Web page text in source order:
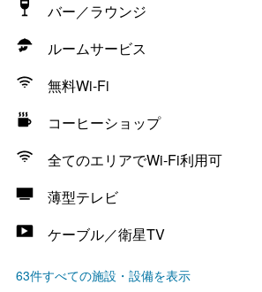
バー／ラウンジ
ルームサービス
無料Wi-Fi
コーヒーショップ
全てのエリアでWi-Fi利用可
薄型テレビ
ケーブル／衛星TV
63件すべての施設・設備を表示